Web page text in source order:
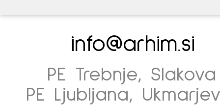
info@arhim.si
PE Trebnje,
PE Ljubljana,